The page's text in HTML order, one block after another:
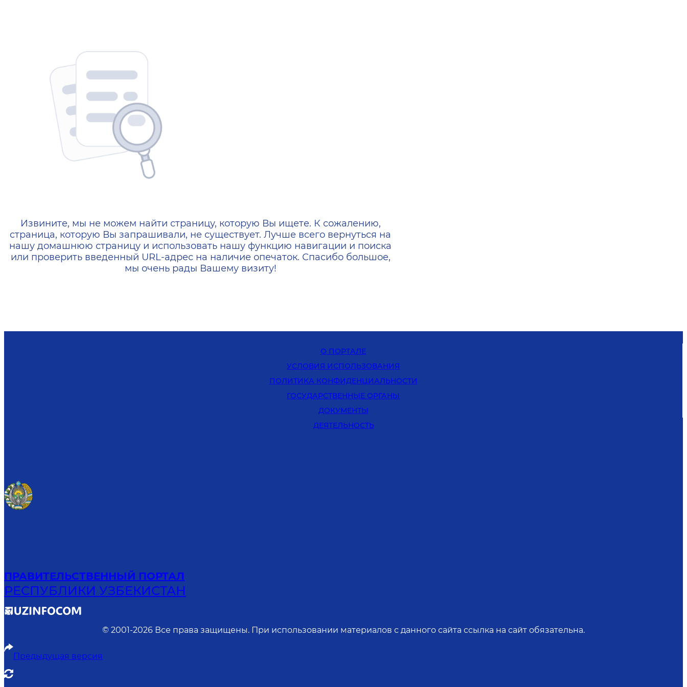
404 — Страница не найдена
Извините, мы не можем найти страницу, которую Вы ищете. К сожалению,
страница, которую Вы запрашивали, не существует. Лучше всего вернуться на
нашу домашнюю страницу и использовать нашу функцию навигации и поиска
или проверить введенный URL-адрес на наличие опечаток. Спасибо большое,
мы очень рады Вашему визиту!
О ПОРТАЛЕ
УСЛОВИЯ ИСПОЛЬЗОВАНИЯ
ПОЛИТИКА КОНФИДЕНЦИАЛЬНОСТИ
ГОСУДАРСТВЕННЫЕ ОРГАНЫ
ДОКУМЕНТЫ
ДЕЯТЕЛЬНОСТЬ
ПРАВИТЕЛЬСТВЕННЫЙ ПОРТАЛ
РЕСПУБЛИКИ УЗБЕКИСТАН
© 2001-2026 Все права защищены. При использовании материалов с данного сайта ссылка на сайт обязательна.
Предыдущая версия